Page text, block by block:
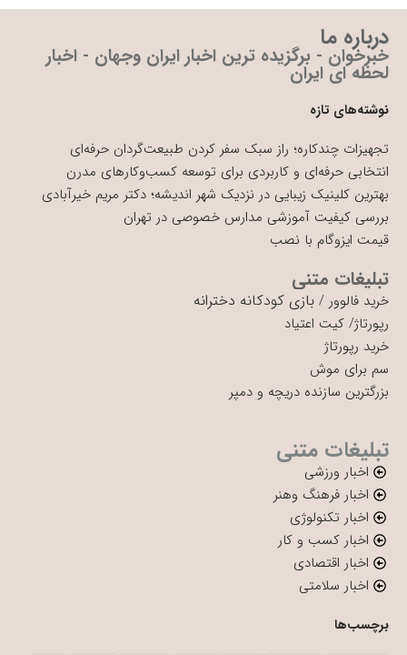
درباره ما
خبرخوان - برگزیده ترین اخبار ایران وجهان - اخبار
لحظه ای ایران
نوشته‌های تازه
تجهیزات چندکاره؛ راز سبک سفر کردن طبیعت‌گردان حرفه‌ای
انتخابی حرفه‌ای و کاربردی برای توسعه کسب‌وکارهای مدرن
بهترین کلینیک زیبایی در نزدیک شهر اندیشه؛ دکتر مریم خیرآبادی
بررسی کیفیت آموزشی مدارس خصوصی در تهران
قیمت ایزوگام با نصب
تبلیغات متنی
خرید فالوور / بازی کودکانه دخترانه
رپورتاژ/ کیت اعتیاد
خرید رپورتاژ
سم برای موش
بزرگترین سازنده دریچه و دمپر
تبلیغات متنی
اخبار ورزشی
اخبار فرهنگ وهنر
اخبار تکنولوژی
اخبار کسب و کار
اخبار اقتصادی
اخبار سلامتی
برچسب‌ها